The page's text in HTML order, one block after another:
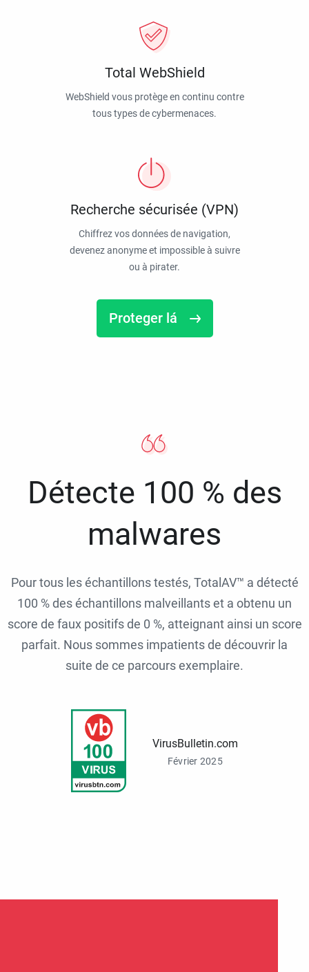
Total WebShield
WebShield vous protège en continu contre
tous types de cybermenaces.
Recherche sécurisée (VPN)
Chiffrez vos données de navigation,
devenez anonyme et impossible à suivre
ou à pirater.
Proteger lá
Détecte 100 % des
malwares
Pour tous les échantillons testés, TotalAV™ a détecté
100 % des échantillons malveillants et a obtenu un
score de faux positifs de 0 %, atteignant ainsi un score
parfait. Nous sommes impatients de découvrir la
suite de ce parcours exemplaire.
VirusBulletin.com
Février 2025